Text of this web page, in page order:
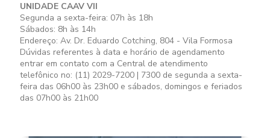
UNIDADE CAAV VII
Segunda a sexta-feira: 07h às 18h
Sábados: 8h às 14h
Endereço: Av. Dr. Eduardo Cotching, 804 - Vila Formosa
Dúvidas referentes à data e horário de agendamento
entrar em contato com a Central de atendimento
telefônico no: (11) 2029-7200 | 7300 de segunda a sexta-
feira das 06h00 às 23h00 e sábados, domingos e feriados
das 07h00 às 21h00